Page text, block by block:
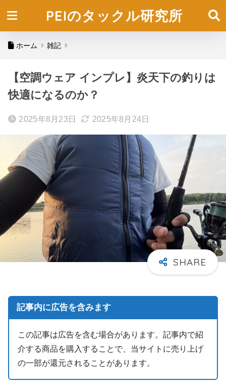
PEIのタックル研究所
ホーム 雑記
【空調ウェア インプレ】炎天下の釣りは
快適になるのか？
2025年8月23日 2025年8月24日
記事内に広告を含みます
この記事は広告を含む場合があります。記事内で紹
介する商品を購入することで、当サイトに売り上げ
の一部が還元されることがあります。